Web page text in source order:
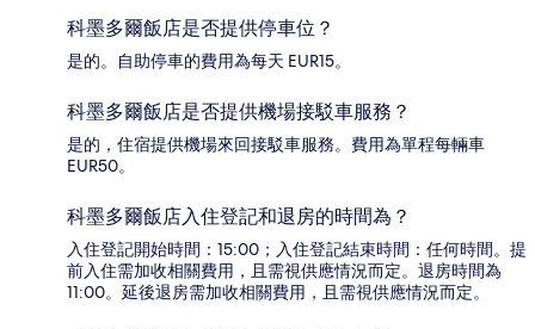
科墨多爾飯店是否提供停車位？
是的。自助停車的費用為每天 EUR15。
科墨多爾飯店是否提供機場接駁車服務？
是的，住宿提供機場來回接駁車服務。費用為單程每輛車
EUR50。
科墨多爾飯店入住登記和退房的時間為？
入住登記開始時間：15:00；入住登記結束時間：任何時間。提
前入住需加收相關費用，且需視供應情況而定。退房時間為
11:00。延後退房需加收相關費用，且需視供應情況而定。